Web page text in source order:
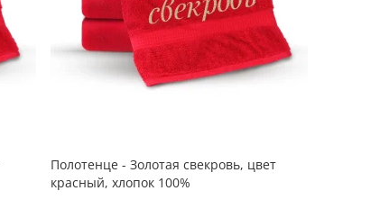
Полотенце - Золотая свекровь, цвет
красный, хлопок 100%